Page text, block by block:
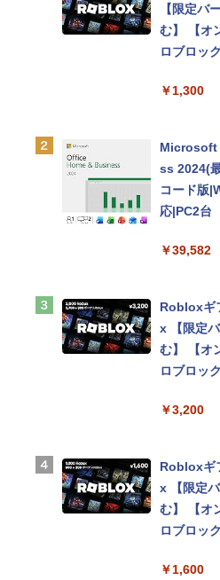
oチップ
ク：AIと
uid
ime HDカ
￥162,598
tomtoc
￥2,952
プ搭載13
Bユニフ
トレージ
カメラ、
h ID - シ
【限定バ
む】 【オ
ロブロッ
￥1,300
Microsoft
ss 2024(
コード版
応|PC2台
￥39,582
Robloxギ
x 【限定
む】 【オ
ロブロッ
￥3,200
Robloxギ
x 【限定
む】 【オ
ロブロッ
￥1,600